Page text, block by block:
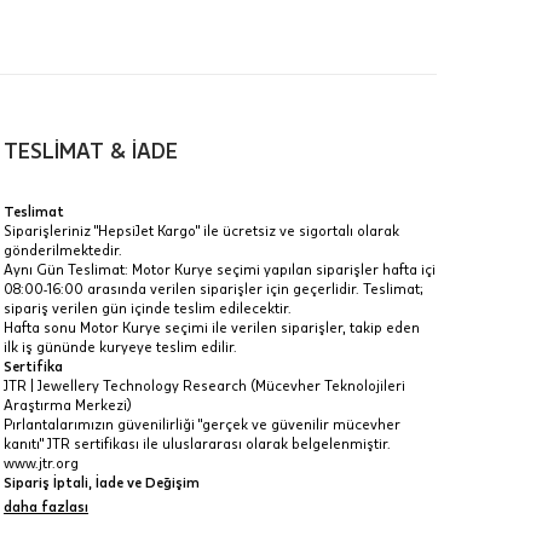
ancak
Taksit Toplamı
22.365 ₺
22.365 ₺
TESLİMAT & İADE
Teslimat
Siparişleriniz "HepsiJet Kargo" ile ücretsiz ve sigortalı olarak
gönderilmektedir.
Aynı Gün Teslimat: Motor Kurye seçimi yapılan siparişler hafta içi
08:00-16:00 arasında verilen siparişler için geçerlidir. Teslimat;
sipariş verilen gün içinde teslim edilecektir.
Hafta sonu Motor Kurye seçimi ile verilen siparişler, takip eden
ilk iş gününde kuryeye teslim edilir.
Sertifika
JTR | Jewellery Technology Research (Mücevher Teknolojileri
Araştırma Merkezi)
Pırlantalarımızın güvenilirliği "gerçek ve güvenilir mücevher
kanıtı" JTR sertifikası ile uluslararası olarak belgelenmiştir.
www.jtr.org
Sipariş İptali, İade ve Değişim
İptal: Kargoya verilmeyen veya faturası oluşmayan siparişlerinizi
daha fazlası